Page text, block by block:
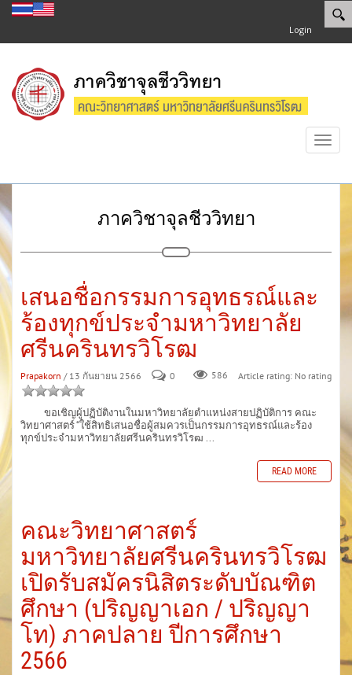
Login
ภาควิชาจุลชีววิทยา
เสนอชื่อกรรมการอุทธรณ์และ
ร้องทุกข์ประจำมหาวิทยาลัย
ศรีนครินทรวิโรฒ
Prapakorn / 13 กันยายน 2566 0 586 Article rating: No rating
ขอเชิญผู้ปฏิบัติงานในมหาวิทยาลัยตำแหน่งสายปฏิบัติการ คณะ
วิทยาศาสตร์ “ใช้สิทธิเสนอชื่อผู้สมควรเป็นกรรมการอุทธรณ์และร้อง
ทุกข์ประจำมหาวิทยาลัยศรีนครินทรวิโรฒ ...
READ MORE
คณะวิทยาศาสตร์
มหาวิทยาลัยศรีนครินทรวิโรฒ
เปิดรับสมัครนิสิตระดับบัณฑิต
ศึกษา (ปริญญาเอก / ปริญญา
โท) ภาคปลาย ปีการศึกษา
2566